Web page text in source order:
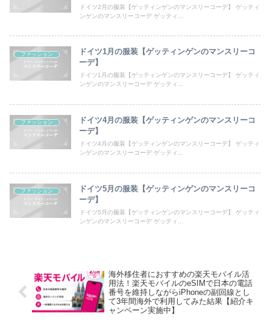
ドイツ2月の服装【ゲッティンゲンのマンスリーコーデ】 ゲッティ
ンゲンのマンスリーコーデ ゲッティ...
ファッション
ドイツ1月の服装【ゲッティンゲンのマンスリーコ
ーデ】
ドイツ1月の服装【ゲッティンゲンのマンスリーコーデ】 ゲッティ
ンゲンのマンスリーコーデ ゲッティ...
ファッション
ドイツ4月の服装【ゲッティンゲンのマンスリーコ
ーデ】
ドイツ4月の服装【ゲッティンゲンのマンスリーコーデ】 ゲッティ
ンゲンのマンスリーコーデ ゲッティ...
ファッション
ドイツ5月の服装【ゲッティンゲンのマンスリーコ
ーデ】
ドイツ5月の服装【ゲッティンゲンのマンスリーコーデ】 ゲッティ
ンゲンのマンスリーコーデ ゲッティ...
海外移住者におすすめの楽天モバイル活
用法！楽天モバイルのeSIMで日本の電話
番号を維持しながらiPhoneの副回線とし
て3年間海外で利用してみた結果【紹介キ
ャンペーン実施中】